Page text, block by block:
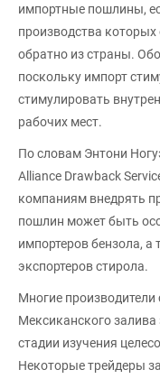
импортные пошлины,
производства
обратно из страны.
поскольку импорт
стимулировать
рабочих мест.
По словам Энтони
Alliance Drawback
компаниям внедрять
пошлин может быть
импортеров бензола, а
экспортеров стирола.
Многие
Мексиканского залива
стадии изучения
Некоторые трейдеры